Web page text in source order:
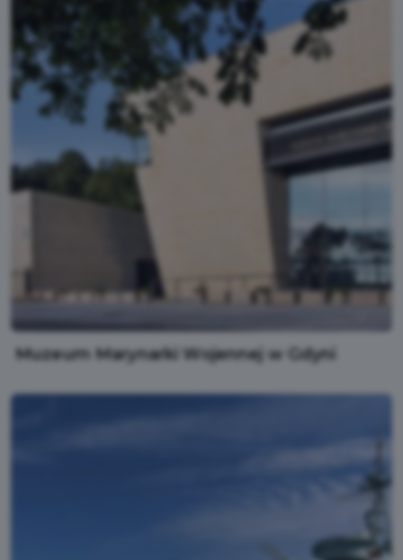
Muzeum Marynarki Wojennej w Gdyni